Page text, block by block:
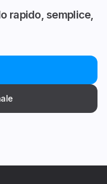
rapido, semplice,